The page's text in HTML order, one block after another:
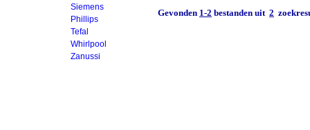
Siemens
Phillips
Tefal
Whirlpool
Zanussi
Gevonden 1-2 bestanden uit 2